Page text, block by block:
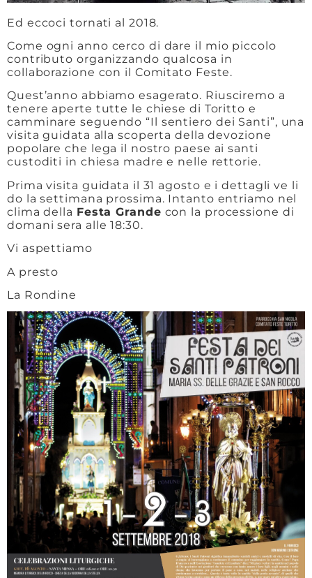
Ed eccoci tornati al 2018.
Come ogni anno cerco di dare il mio piccolo
contributo organizzando qualcosa in
collaborazione con il Comitato Feste.
Quest’anno abbiamo esagerato. Riusciremo a
tenere aperte tutte le chiese di Toritto e
camminare seguendo “Il sentiero dei Santi”, una
visita guidata alla scoperta della devozione
popolare che lega il nostro paese ai santi
custoditi in chiesa madre e nelle rettorie.
Prima visita guidata il 31 agosto e i dettagli ve li
do la settimana prossima. Intanto entriamo nel
clima della Festa Grande con la processione di
domani sera alle 18:30.
Vi aspettiamo
A presto
La Rondine